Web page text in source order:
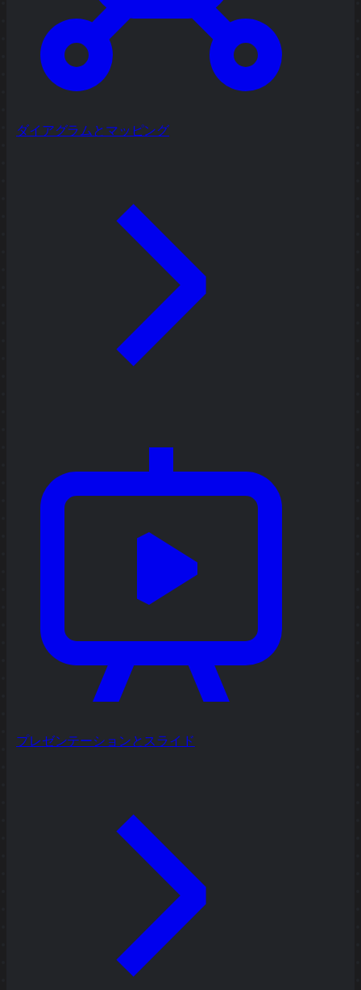
ダイアグラムとマッピング
プレゼンテーションとスライド